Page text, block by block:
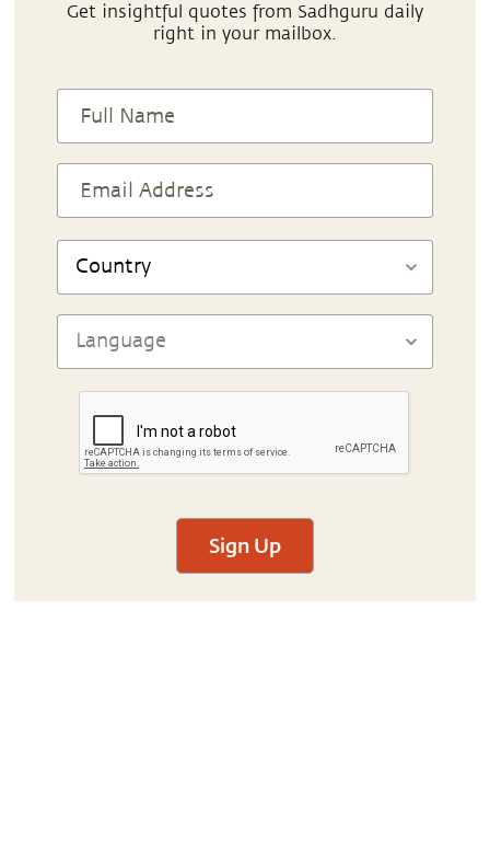
Get insightful quotes from Sadhguru daily
right in your mailbox.
Sign Up